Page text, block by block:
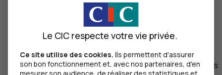
La réception de SMS frauduleux :
public, un établissement financier ou une grande
entreprisen’envoie jamais deSMSdepuis une
ligne mobile (06 ou 07).
Faux sites (marchands ou service publics) sur
internet :allez sur les sites internet par vos propres
Le CIC respecte votre vie privée.
Ce site utilise des cookies. Ils permettent d'assurer
son bon fonctionnement et, avec nos partenaires, d'en
mesurer son audience, de réaliser des statistiques et